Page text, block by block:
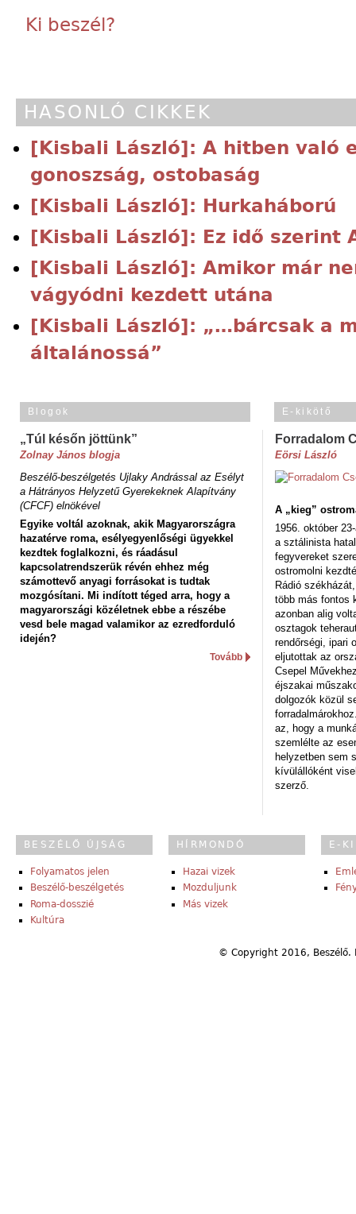
Ki beszél?
HASONLÓ CIKKEK
[Kisbali László]: A hitben való
gonoszság, ostobaság
[Kisbali László]: Hurkaháború
[Kisbali László]: Ez idő szerint
[Kisbali László]: Amikor már
vágyódni kezdett utána
[Kisbali László]: „…bárcsak a
általánossá”
Blogok
„Túl későn jöttünk”
Zolnay János blogja
Beszélő-beszélgetés Ujlaky Andrással az Esélyt
a Hátrányos Helyzetű Gyerekeknek Alapítvány
(CFCF) elnökével
Egyike voltál azoknak, akik Magyarországra
hazatérve roma, esélyegyenlőségi ügyekkel
kezdtek foglalkozni, és ráadásul
kapcsolatrendszerük révén ehhez még
számottevő anyagi forrásokat is tudtak
mozgósítani. Mi indított téged arra, hogy a
magyarországi közéletnek ebbe a részébe
vesd bele magad valamikor az ezredforduló
idején?
Tovább
E-kikötő
Forradalom
Eörsi László
A „kieg”
1956. október
a sztálinista
fegyvereket
ostromolni
Rádió
több más fontos
azonban alig
osztagok
rendőrségi, ipari
eljutottak az
Csepel
éjszakai
dolgozók közül
az, hogy a
szemlélte az
helyzetben sem
kívülállóként
szerző.
BESZÉLŐ ÚJSÁG
Folyamatos jelen
Beszélő-beszélgetés
Roma-dosszié
Kultúra
HÍRMONDÓ
Hazai vizek
Mozduljunk
Más vizek
E-
© Copyright 2016,